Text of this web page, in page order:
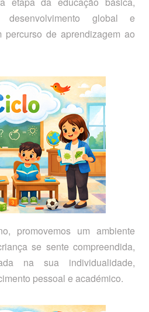
global e
percurso de aprendizagem ao
promovemos um ambiente
se sente compreendida,
na sua individualidade,
pessoal e académico.